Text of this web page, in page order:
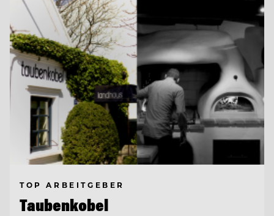
TOP ARBEITGEBER
Taubenkobel